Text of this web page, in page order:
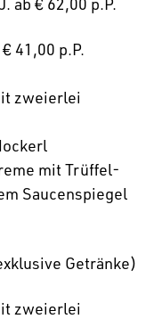
41,00 p.P.
zweierlei
mit Trüffel-
Saucenspiegel
Getränke)
zweierlei